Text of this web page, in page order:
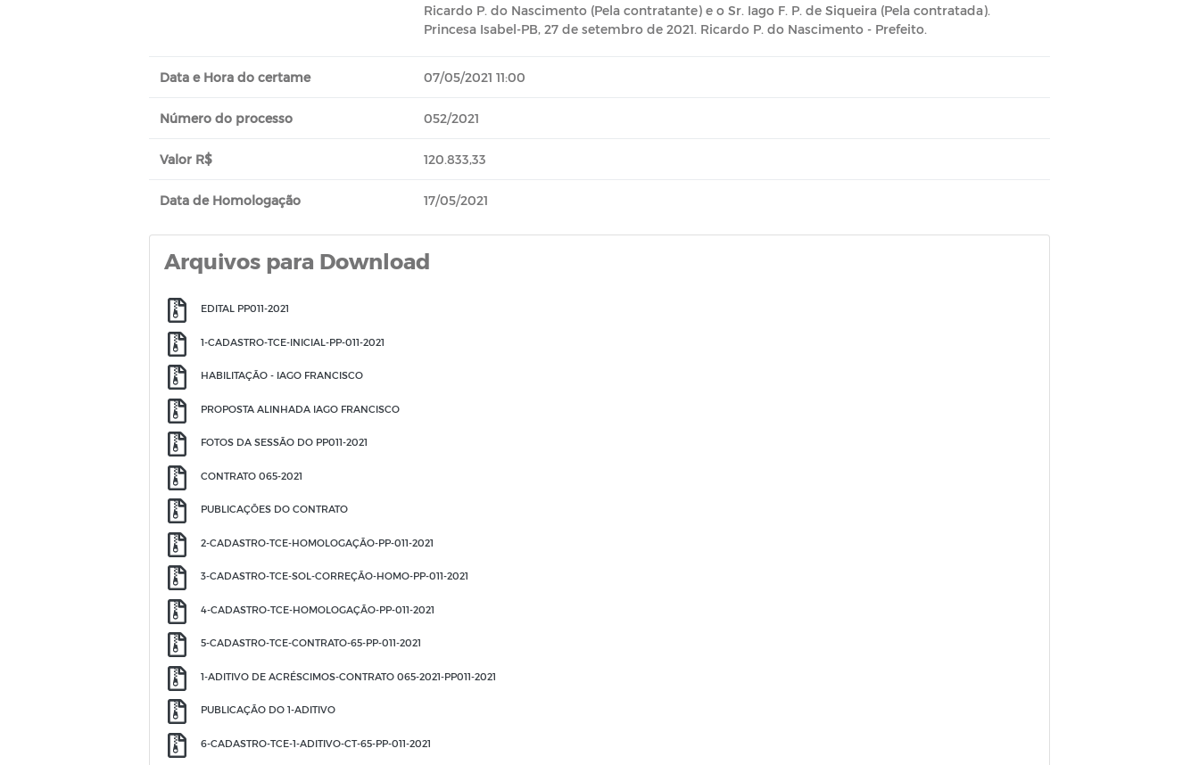
Ricardo P. do Nascimento (Pela contratante) e o Sr. Iago F. P. de Siqueira (Pela contratada).
Princesa Isabel-PB, 27 de setembro de 2021. Ricardo P. do Nascimento - Prefeito.
Data e Hora do certame 07/05/2021 11:00
Número do processo 052/2021
Valor R$ 120.833,33
Data de Homologação 17/05/2021
Arquivos para Download
EDITAL PP011-2021
1-CADASTRO-TCE-INICIAL-PP-011-2021
HABILITAÇÃO - IAGO FRANCISCO
PROPOSTA ALINHADA IAGO FRANCISCO
FOTOS DA SESSÃO DO PP011-2021
CONTRATO 065-2021
PUBLICAÇÕES DO CONTRATO
2-CADASTRO-TCE-HOMOLOGAÇÃO-PP-011-2021
3-CADASTRO-TCE-SOL-CORREÇÃO-HOMO-PP-011-2021
4-CADASTRO-TCE-HOMOLOGAÇÃO-PP-011-2021
5-CADASTRO-TCE-CONTRATO-65-PP-011-2021
1-ADITIVO DE ACRÉSCIMOS-CONTRATO 065-2021-PP011-2021
PUBLICAÇÃO DO 1-ADITIVO
6-CADASTRO-TCE-1-ADITIVO-CT-65-PP-011-2021